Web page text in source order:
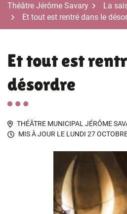
Théâtre Jérôme Savary
La
Et tout est rentré dans le
Et tout est
désordre
THÉÂTRE MUNICIPAL JÉRÔME
MIS À JOUR LE LUNDI 27